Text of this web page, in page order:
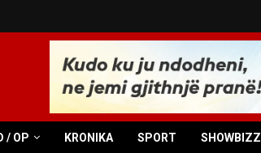
/ OP KRONIKA SPORT SHOWBIZZ